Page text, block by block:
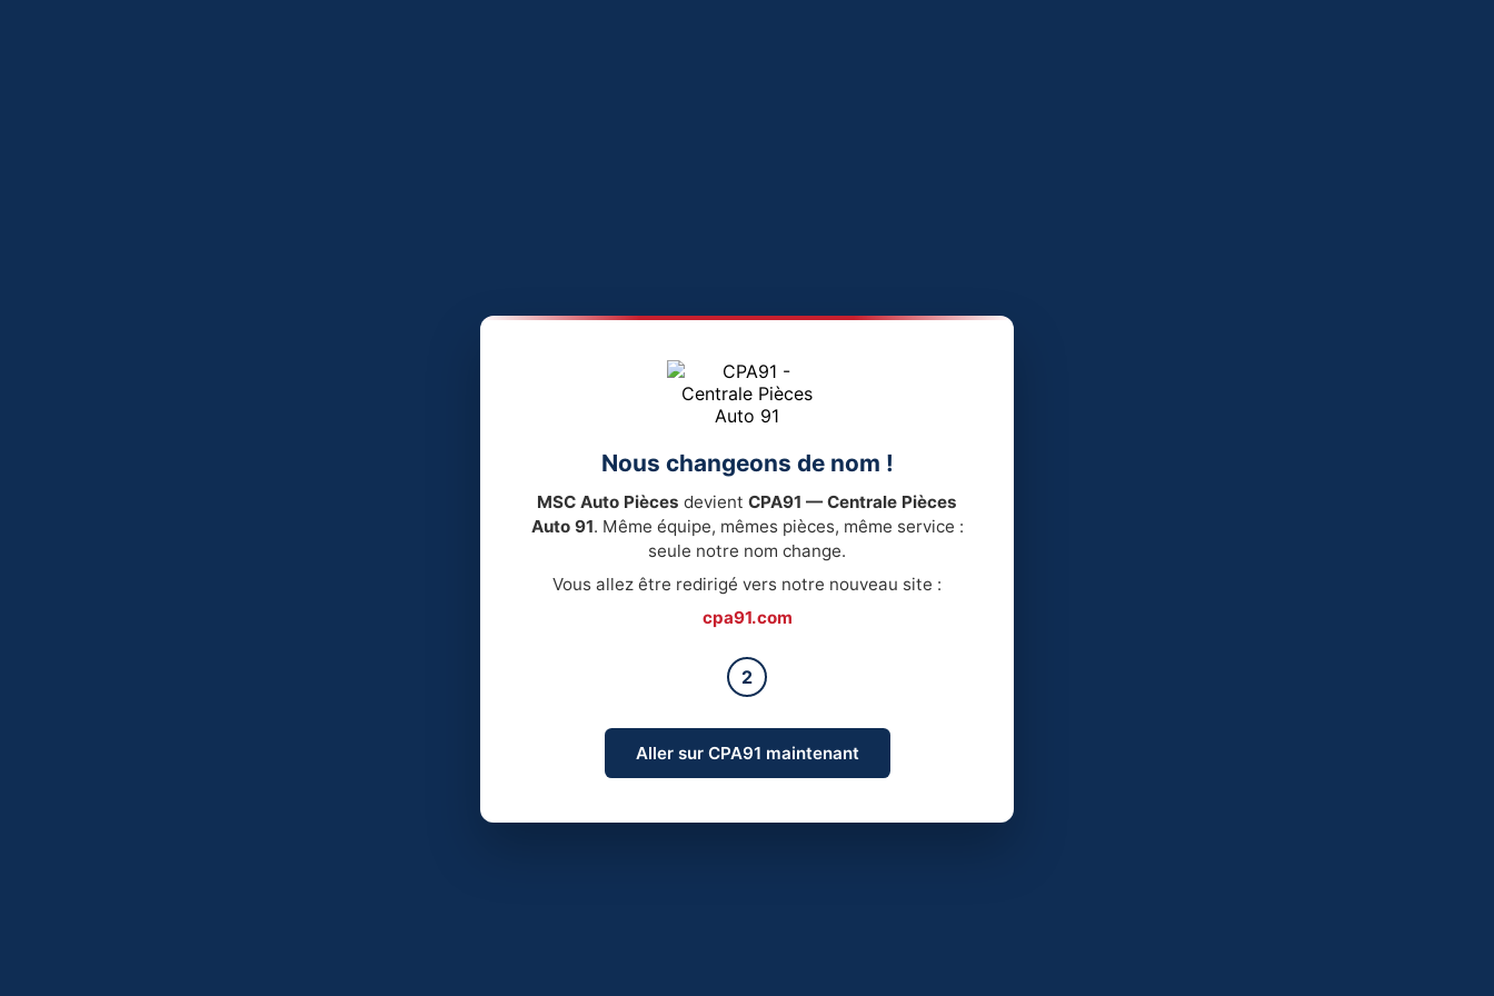
Nous changeons de nom !
MSC Auto Pièces devient CPA91 — Centrale Pièces
Auto 91. Même équipe, mêmes pièces, même service :
seule notre nom change.
Vous allez être redirigé vers notre nouveau site :
cpa91.com
2
Aller sur CPA91 maintenant